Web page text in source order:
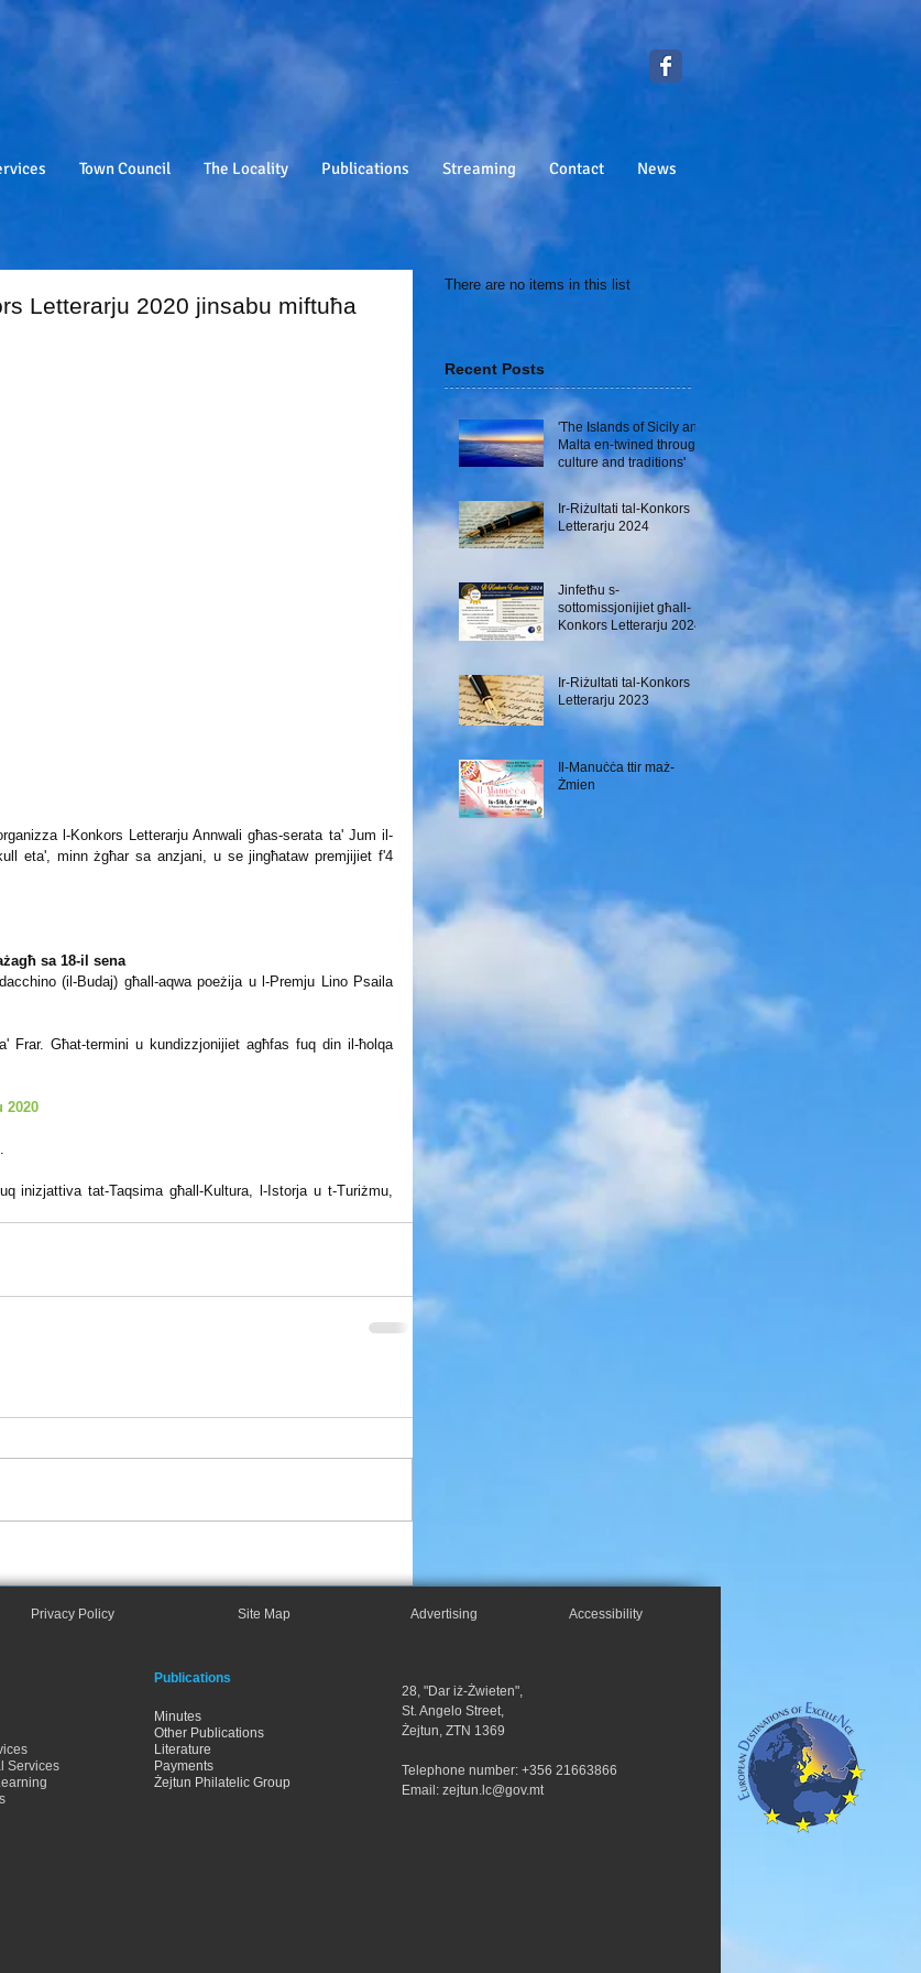
Town Council The Locality Publications Streaming Contact News
Letterarju 2020 jinsabu miftuħa
l-Konkors Letterarju Annwali għas-serata ta' Jum il-
eta', minn żgħar sa anzjani, u se jingħataw premjijiet f'4
sa 18-il sena
(il-Budaj) għall-aqwa poeżija u l-Premju Lino Psaila
Frar. Għat-termini u kundizzjonijiet agħfas fuq din il-ħolqa
2020
inizjattiva tat-Taqsima għall-Kultura, l-Istorja u t-Turiżmu,
Recent Posts
'The Islands of Sicily and
Malta en-twined through
culture and traditions'
Ir-Riżultati tal-Konkors
Letterarju 2024
Jinfetħu s-
sottomissjonijiet għall-
Konkors Letterarju 2024
Ir-Riżultati tal-Konkors
Letterarju 2023
Il-Manuċċa ttir maż-
Żmien
There are no items in this list
Privacy Policy Site Map Advertising Accessibility
Services
Publications
Minutes
Other Publications
Literature
Payments
Żejtun Philatelic Group
28, "Dar iż-Żwieten",
St. Angelo Street,
Żejtun, ZTN 1369
Telephone number: +356 21663866
Email: zejtun.lc@gov.mt